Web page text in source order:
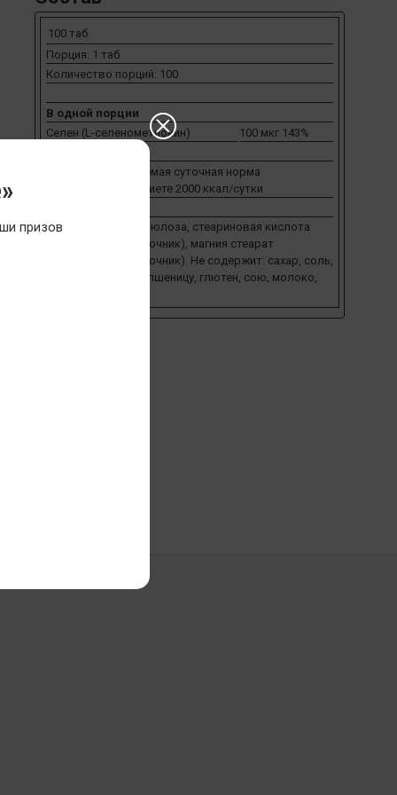
100 таб
Порция: 1 таб
Количество порций: 100
В одной порции
Селен (L-селенометионин)
100 мкг 143%
%РСН - рекомендуемая суточная норма
потребления при диете 2000 ккал/сутки
Ингредиенты: целлюлоза, стеариновая кислота
(растительный источник), магния стеарат
(растительный источник). Не содержит: сахар, соль,
крахмал, дрожжи, пшеницу, глютен, сою, молоко,
призов